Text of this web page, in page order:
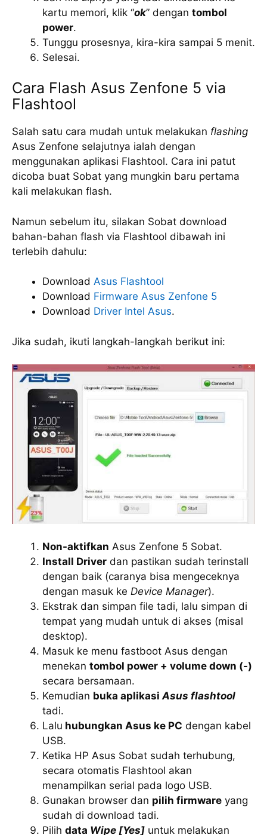
kartu memori, klik “ok” dengan tombol
power.
Tunggu prosesnya, kira-kira sampai 5 menit.
Selesai.
Cara Flash Asus Zenfone 5 via
Flashtool
Salah satu cara mudah untuk melakukan flashing
Asus Zenfone selajutnya ialah dengan
menggunakan aplikasi Flashtool. Cara ini patut
dicoba buat Sobat yang mungkin baru pertama
kali melakukan flash.
Namun sebelum itu, silakan Sobat download
bahan-bahan flash via Flashtool dibawah ini
terlebih dahulu:
Download Asus Flashtool
Download Firmware Asus Zenfone 5
Download Driver Intel Asus.
Jika sudah, ikuti langkah-langkah berikut ini:
Non-aktifkan Asus Zenfone 5 Sobat.
Install Driver dan pastikan sudah terinstall
dengan baik (caranya bisa mengeceknya
dengan masuk ke Device Manager).
Ekstrak dan simpan file tadi, lalu simpan di
tempat yang mudah untuk di akses (misal
desktop).
Masuk ke menu fastboot Asus dengan
menekan tombol power + volume down (-)
secara bersamaan.
Kemudian buka aplikasi Asus flashtool
tadi.
Lalu hubungkan Asus ke PC dengan kabel
USB.
Ketika HP Asus Sobat sudah terhubung,
secara otomatis Flashtool akan
menampilkan serial pada logo USB.
Gunakan browser dan pilih firmware yang
sudah di download tadi.
Pilih data Wipe [Yes] untuk melakukan